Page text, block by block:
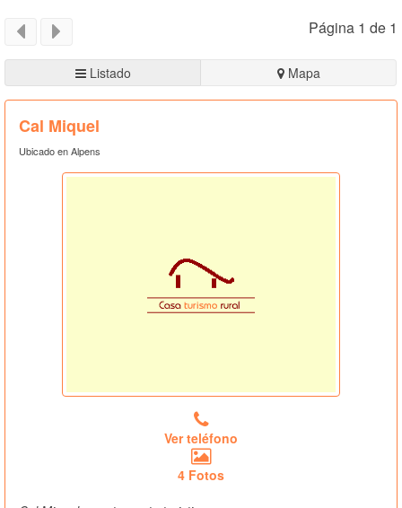
Página 1 de 1
Listado Mapa
Cal Miquel
Ubicado en Alpens
Ver teléfono
4 Fotos